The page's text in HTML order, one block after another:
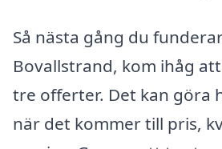
Så nästa gång du
Bovallstrand, kom ihåg
tre offerter. Det kan göra
när det kommer till pris,